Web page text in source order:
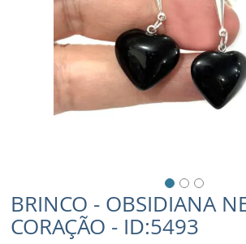
BRINCO - OBSIDIANA
CORAÇÃO - ID:5493